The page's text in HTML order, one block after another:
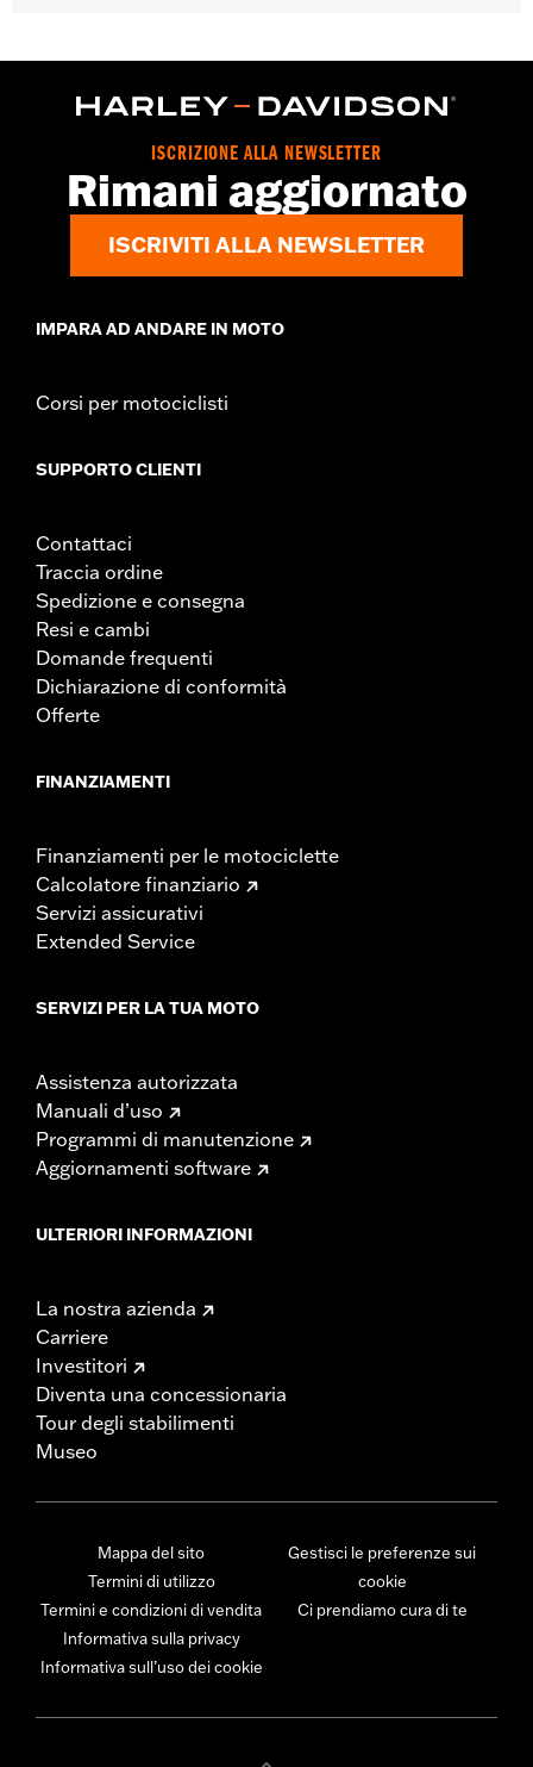
Posizionamento sulla moto:Anteriore
Venduto/i separatamente:Kit installazione ruota e bulloneria
ingranaggio e rotore
UDM diametro materiale:Pollici
Venduti singolarmente:Ciascuno
Materiale:Alluminio pressofuso
ISCRIZIONE ALLA NEWSLETTER
Rimani aggiornato
ISCRIVITI ALLA NEWSLETTER
IMPARA AD ANDARE IN MOTO
Corsi per motociclisti
SUPPORTO CLIENTI
Contattaci
Traccia ordine
Spedizione e consegna
Resi e cambi
Domande frequenti
Dichiarazione di conformità
Offerte
FINANZIAMENTI
Finanziamenti per le motociclette
Calcolatore finanziario
Servizi assicurativi
Extended Service
SERVIZI PER LA TUA MOTO
Assistenza autorizzata
Manuali d’uso
Programmi di manutenzione
Aggiornamenti software
ULTERIORI INFORMAZIONI
La nostra azienda
Carriere
Investitori
Diventa una concessionaria
Tour degli stabilimenti
Museo
Mappa del sito
Termini di utilizzo
Termini e condizioni di vendita
Informativa sulla privacy
Informativa sull’uso dei cookie
Gestisci le preferenze sui
cookie
Ci prendiamo cura di te